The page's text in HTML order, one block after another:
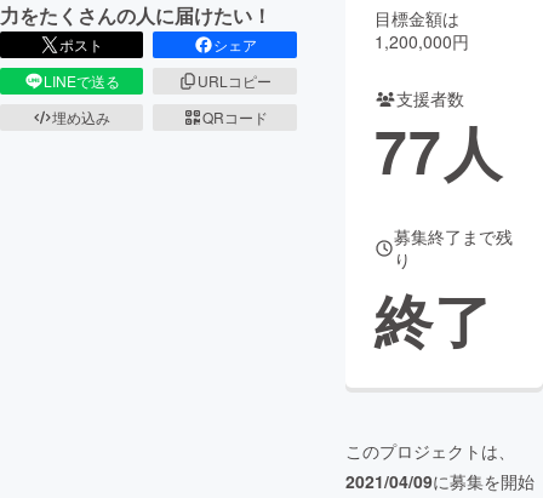
CAMPFIRE for Social Good
CAMPFIRE Creation
CAMPFIREふるさと納税machi-ya コミュニティ
力をたくさんの人に届けたい！
ポスト
シェア
LINEで送る
URLコピー
埋め込み
QRコード
目標金額は
1,200,000円
支援者数
77人
募集終了まで残
り
終了
このプロジェクトは、
2021/04/09に募集を開始